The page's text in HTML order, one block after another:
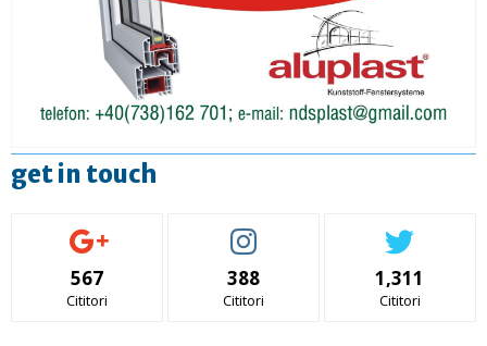
get in touch
567
Cititori
388
Cititori
1,311
Cititori